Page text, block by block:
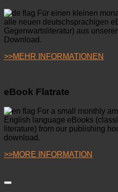
Für einen kleinen
alle neuen deutschsprachigen
Gegenwartsliteratur) aus
Download.
>>MEHR INFORMATIONEN
eBook Flatrate
For a small monthly
English language eBooks
literature) from our publishing
download.
>>MORE INFORMATION